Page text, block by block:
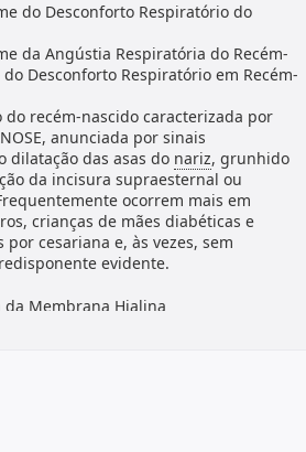
do Desconforto Respiratório do
da Angústia Respiratória do Recém-
Desconforto Respiratório em Recém-
do recém-nascido caracterizada por
anunciada por sinais
dilatação das asas do nariz, grunhido
da incisura supraesternal ou
ocorrem mais em
crianças de mães diabéticas e
cesariana e, às vezes, sem
evidente.
da Membrana Hialina
prematuros com SURACT